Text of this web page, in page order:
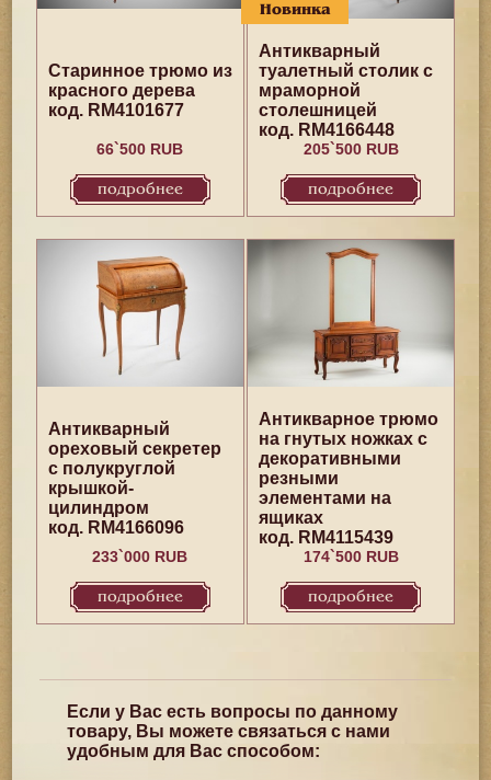
Старинное трюмо из
красного дерева
код. RM4101677
66`500 RUB
подробнее
Новинка
Антикварный
туалетный столик с
мраморной
столешницей
код. RM4166448
205`500 RUB
подробнее
Антикварный
ореховый секретер
с полукруглой
крышкой-
цилиндром
код. RM4166096
233`000 RUB
подробнее
Антикварное трюмо
на гнутых ножках с
декоративными
резными
элементами на
ящиках
код. RM4115439
174`500 RUB
подробнее
Если у Вас есть вопросы по данному
товару, Вы можете связаться с нами
удобным для Вас способом: